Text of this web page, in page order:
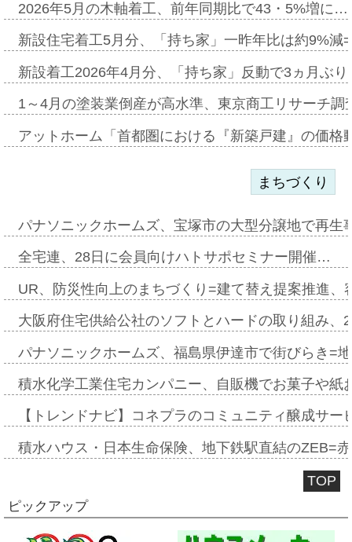
2026年5月の木軸着工、前年同期比で43・5%増に…
新設住宅着工5月分、「持ち家」一昨年比は約9%
新設着工2026年4月分、「持ち家」反動で3ヵ月ぶ
1～4月の塗装業倒産が高水準、東京商工リサーチ
アットホーム「首都圏における『新築戸建』の価
まちづくり
パナソニックホームズ、宝塚市の大型分譲地で再
全宅連、28日に会員向けハトサポセミナー開催…
UR、防災性向上のまちづくり=建て替え提案推進
大阪府住宅供給公社のソフトとハードの取り組み
パナソニックホームズ、福島県伊達市で街びらき=
積水化学工業住宅カンパニー、自販機でお菓子や
【トレンドナビ】コネプラのコミュニティ醸成サ
積水ハウス・日本生命保険、地下鉄駅直結のZEB=
TOP
ピックアップ